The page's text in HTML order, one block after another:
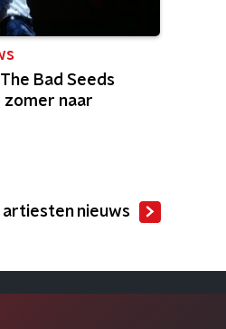
Bad Seeds
zomer naar
artiesten nieuws